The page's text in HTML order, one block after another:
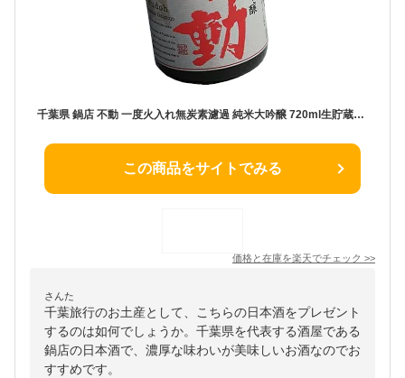
千葉県 鍋店 不動 一度火入れ無炭素濾過 純米大吟醸 720ml生貯蔵酒 【瓶詰2025年8月以降】
この商品をサイトでみる
価格と在庫を楽天でチェック >>
さんた
千葉旅行のお土産として、こちらの日本酒をプレゼント
するのは如何でしょうか。千葉県を代表する酒屋である
鍋店の日本酒で、濃厚な味わいが美味しいお酒なのでお
すすめです。